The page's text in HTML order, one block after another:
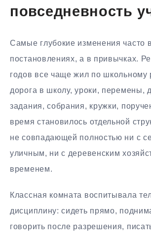
повседневность
Самые глубокие изменения часто
постановлениях, а в привычках.
годов все чаще жил по школьному
дорога в школу, уроки, перемены,
задания, собрания, кружки,
время становилось отдельной
не совпадающей полностью ни с
уличным, ни с деревенским
временем.
Классная комната воспитывала
дисциплину: сидеть прямо,
говорить после разрешения,